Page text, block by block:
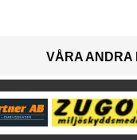
VÅRA ANDRA